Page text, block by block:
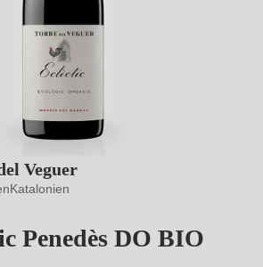
Veguer
Katalonien
Penedès DO BIO